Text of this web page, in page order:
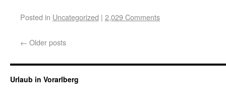
Posted in Uncategorized | 2,029 Comments
← Older posts
Urlaub in Vorarlberg